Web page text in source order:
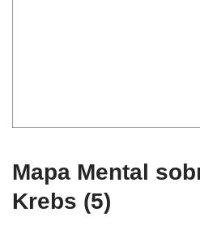
Mapa Mental
Krebs (5)